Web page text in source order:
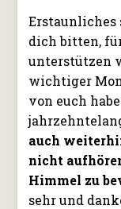
Erstaunliches
dich bitten,
unterstützen
wichtiger
von euch
auch
nicht
Himmel zu
sehr und